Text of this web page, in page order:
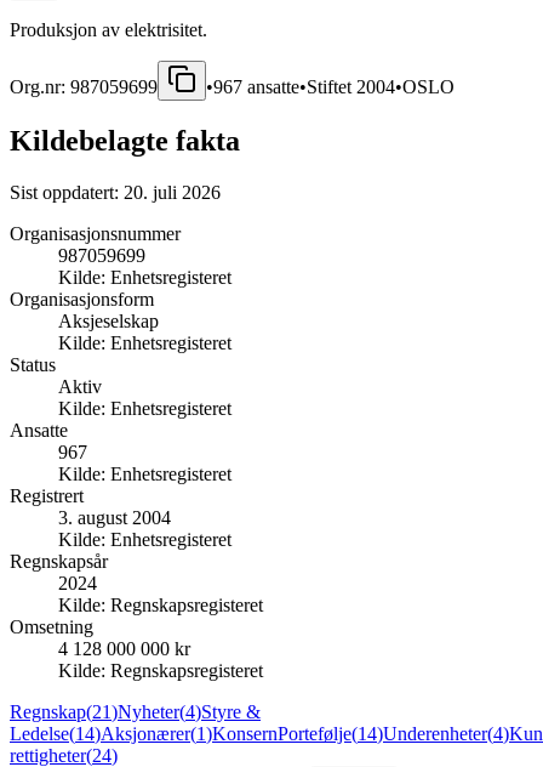
Produksjon av elektrisitet.
Org.nr: 987059699 •967 ansatte•Stiftet 2004•OSLO
Kildebelagte fakta
Sist oppdatert: 20. juli 2026
Organisasjonsnummer
987059699
Kilde: Enhetsregisteret
Organisasjonsform
Aksjeselskap
Kilde: Enhetsregisteret
Status
Aktiv
Kilde: Enhetsregisteret
Ansatte
967
Kilde: Enhetsregisteret
Registrert
3. august 2004
Kilde: Enhetsregisteret
Regnskapsår
2024
Kilde: Regnskapsregisteret
Omsetning
4 128 000 000 kr
Kilde: Regnskapsregisteret
Regnskap(21)Nyheter(4)Styre &
Ledelse(14)Aksjonærer(1)KonsernPortefølje(14)Underenheter(4)
rettigheter(24)